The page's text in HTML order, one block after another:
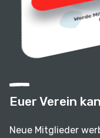
Euer Verein
Neue Mitglieder